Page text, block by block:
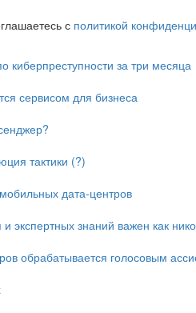
с политикой
киберпреступности за три месяца
сервисом для бизнеса
тактики (?)
дата-центров
экспертных знаний важен как
обрабатывается голосовым